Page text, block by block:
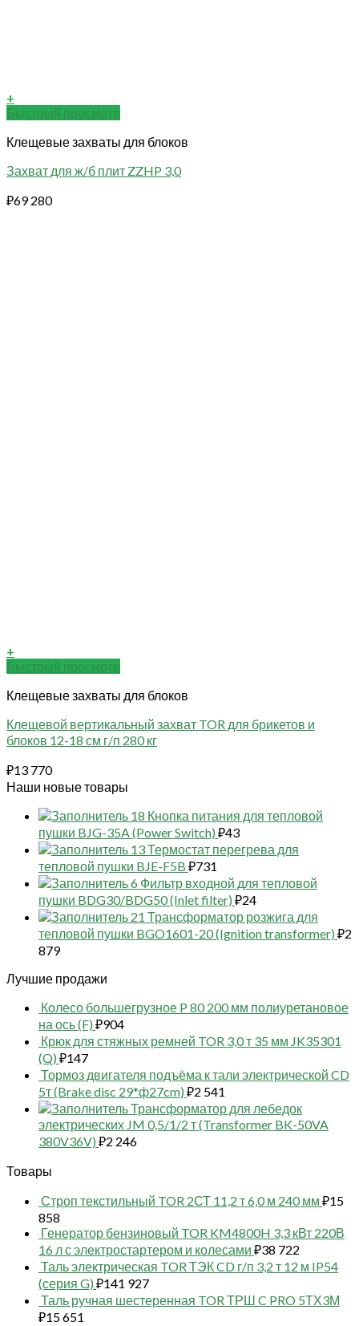
+
Быстрый просмотр
Клещевые захваты для блоков
Захват для ж/б плит ZZHP 3,0
₽69 280
+
Быстрый просмотр
Клещевые захваты для блоков
Клещевой вертикальный захват TOR для брикетов и
блоков 12-18 см г/п 280 кг
₽13 770
Наши новые товары
18 Кнопка питания для тепловой
пушки BJG-35A (Power Switch) ₽43
13 Термостат перегрева для
тепловой пушки BJE-F5B ₽731
6 Фильтр входной для тепловой
пушки BDG30/BDG50 (Inlet filter) ₽24
21 Трансформатор розжига для
тепловой пушки BGO1601-20 (Ignition transformer) ₽2
879
Лучшие продажи
Колесо большегрузное P 80 200 мм полиуретановое
на ось (F) ₽904
Крюк для стяжных ремней TOR 3,0 т 35 мм JK35301
(Q) ₽147
Тормоз двигателя подъёма к тали электрической CD
5т (Brake disc 29*ф27cm) ₽2 541
Трансформатор для лебедок
электрических JM 0,5/1/2 т (Transformer BK-50VA
380V36V) ₽2 246
Товары
Строп текстильный TOR 2СТ 11,2 т 6,0 м 240 мм ₽15
858
Генератор бензиновый TOR KM4800H 3,3 кВт 220В
16 л с электростартером и колесами ₽38 722
Таль электрическая TOR ТЭК CD г/п 3,2 т 12 м IP54
(серия G) ₽141 927
Таль ручная шестеренная TOR ТРШ C PRO 5ТХ3М
₽15 651